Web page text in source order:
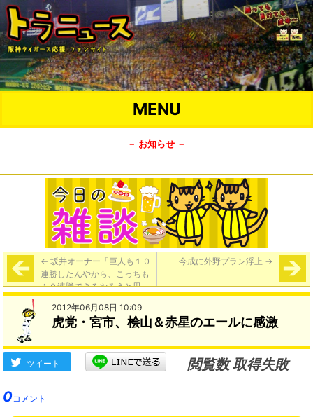
MENU
－ お知らせ －
← 坂井オーナー「巨人も１０
連勝したんやから、こっちも
１０連勝できるやろうと思っ
てる」
今成に外野プラン浮上 →
2012年06月08日 10:09
虎党・宮市、桧山＆赤星のエールに感激
ツイート
閲覧数 取得失敗
0コメント